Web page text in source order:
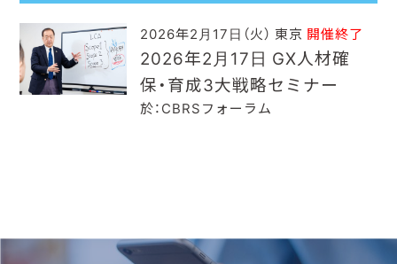
2026年2月17日（火） 東京 開催終了
2026年2月17日 GX人材確
保・育成3大戦略セミナー
於：CBRSフォーラム